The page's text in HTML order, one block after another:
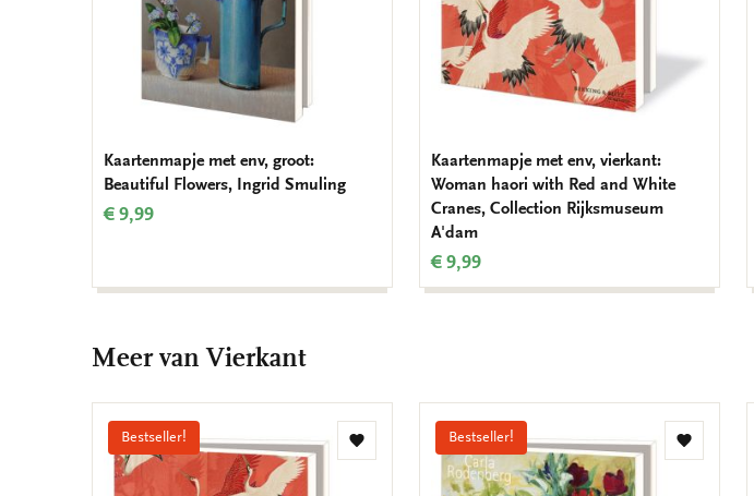
Kaartenmapje met env, groot:
Beautiful Flowers, Ingrid Smuling
€ 9,99
Kaartenmapje met env, vierkant:
Woman haori with Red and White
Cranes, Collection Rijksmuseum
A'dam
€ 9,99
Meer van Vierkant
Bestseller!
Toevoegen
Bestseller!
Toevoegen